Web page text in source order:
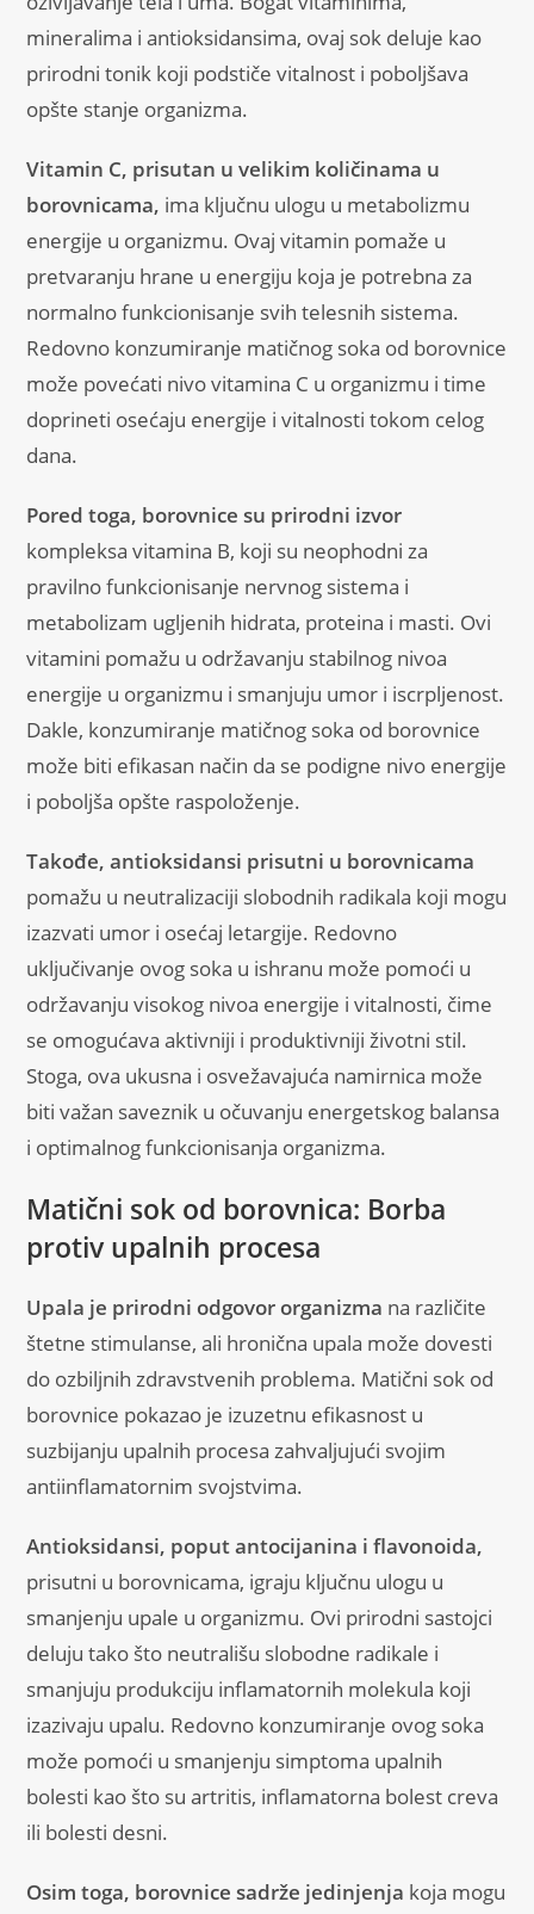
mineralima i antioksidansima, ovaj sok deluje kao
prirodni tonik koji podstiče vitalnost i poboljšava
opšte stanje organizma.
Vitamin C, prisutan u velikim količinama u
borovnicama, ima ključnu ulogu u metabolizmu
energije u organizmu. Ovaj vitamin pomaže u
pretvaranju hrane u energiju koja je potrebna za
normalno funkcionisanje svih telesnih sistema.
Redovno konzumiranje matičnog soka od borovnice
može povećati nivo vitamina C u organizmu i time
doprineti osećaju energije i vitalnosti tokom celog
dana.
Pored toga, borovnice su prirodni izvor
kompleksa vitamina B, koji su neophodni za
pravilno funkcionisanje nervnog sistema i
metabolizam ugljenih hidrata, proteina i masti. Ovi
vitamini pomažu u održavanju stabilnog nivoa
energije u organizmu i smanjuju umor i iscrpljenost.
Dakle, konzumiranje matičnog soka od borovnice
može biti efikasan način da se podigne nivo energije
i poboljša opšte raspoloženje.
Takođe, antioksidansi prisutni u borovnicama
pomažu u neutralizaciji slobodnih radikala koji mogu
izazvati umor i osećaj letargije. Redovno
uključivanje ovog soka u ishranu može pomoći u
održavanju visokog nivoa energije i vitalnosti, čime
se omogućava aktivniji i produktivniji životni stil.
Stoga, ova ukusna i osvežavajuća namirnica može
biti važan saveznik u očuvanju energetskog balansa
i optimalnog funkcionisanja organizma.
Matični sok od borovnica: Borba
protiv upalnih procesa
Upala je prirodni odgovor organizma na različite
štetne stimulanse, ali hronična upala može dovesti
do ozbiljnih zdravstvenih problema. Matični sok od
borovnice pokazao je izuzetnu efikasnost u
suzbijanju upalnih procesa zahvaljujući svojim
antiinflamatornim svojstvima.
Antioksidansi, poput antocijanina i flavonoida,
prisutni u borovnicama, igraju ključnu ulogu u
smanjenju upale u organizmu. Ovi prirodni sastojci
deluju tako što neutrališu slobodne radikale i
smanjuju produkciju inflamatornih molekula koji
izazivaju upalu. Redovno konzumiranje ovog soka
može pomoći u smanjenju simptoma upalnih
bolesti kao što su artritis, inflamatorna bolest creva
ili bolesti desni.
Osim toga, borovnice sadrže jedinjenja koja mogu